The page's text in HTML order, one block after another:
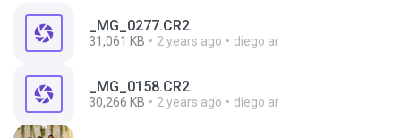
_MG_0277.CR2
31,061 KB 2 years ago diego ar
_MG_0158.CR2
30,266 KB 2 years ago diego ar